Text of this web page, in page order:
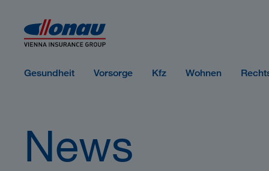
Gesundheit Vorsorge Kfz Wohnen
News